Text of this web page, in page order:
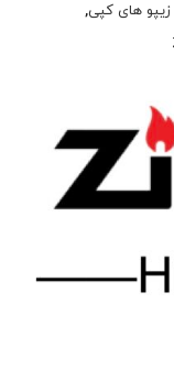
زیپو های کپی,